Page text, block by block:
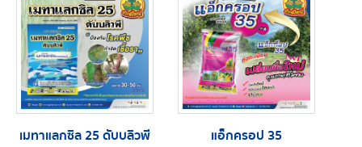
เมทาแลกซิล 25 ดับบลิวพี แอ็กครอป 35